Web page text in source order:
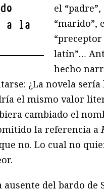
a la
el “padre”,
“marido”,
“preceptor
latín”…
hecho
¿La novela sería
el mismo valor
cambiado el
la referencia a
no. Lo cual no
ausente del bardo de